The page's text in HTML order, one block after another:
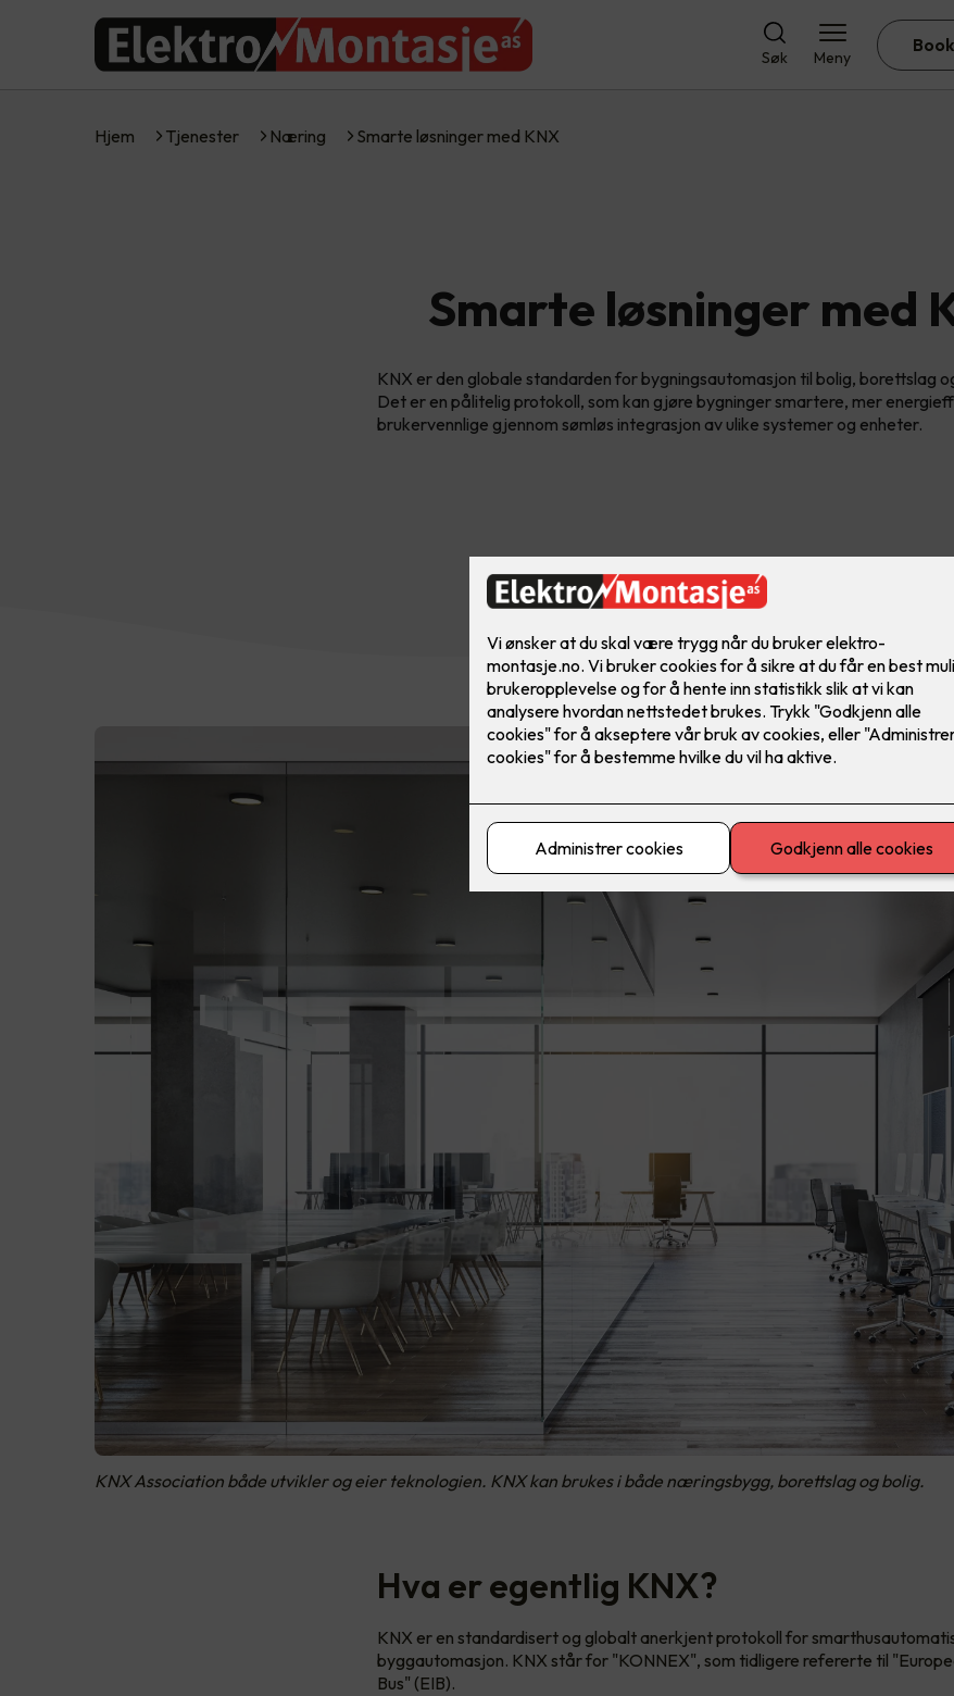
Søk Meny
Hjem Tjenester Næring Smarte løsninger med KNX
Smarte løsninger med
KNX er den globale standarden for bygningsautomasjon til bolig, borettslag
Det er en pålitelig protokoll, som kan gjøre bygninger smartere, mer
brukervennlige gjennom sømløs integrasjon av ulike systemer og enheter.
KNX Association både utvikler og eier teknologien. KNX kan brukes i både næringsbygg, borettslag og bolig.
Hva er egentlig KNX?
KNX er en standardisert og globalt anerkjent protokoll for
byggautomasjon. KNX står for "KONNEX", som tidligere refererte til
Bus" (EIB).